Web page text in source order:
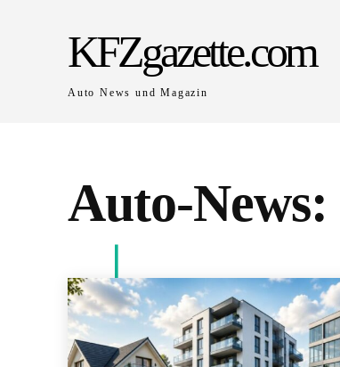
KFZgazette.com
Auto News und Magazin
Auto-News: